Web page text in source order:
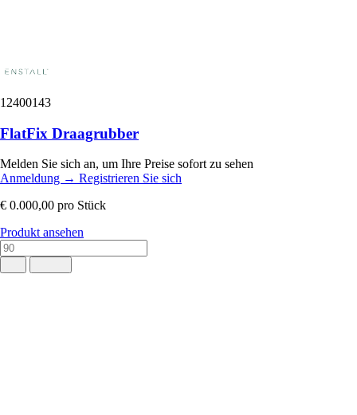
12400143
FlatFix Draagrubber
Melden Sie sich an, um Ihre Preise sofort zu sehen
Anmeldung → Registrieren Sie sich
€ 0.000,00 pro Stück
Produkt ansehen